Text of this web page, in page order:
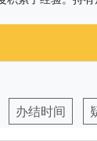
办结时间